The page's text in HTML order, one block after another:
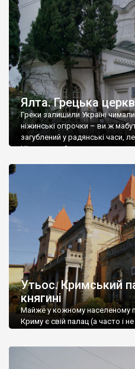
Ялта. Грецька
Греки залишили Україні
ніжинські огірочки – ви ж
загублений у радянські часи,
Ніжин греки?
Утьос. Кримський
княгині
Майже у кожному населеному
Криму є свій палац (а часто і